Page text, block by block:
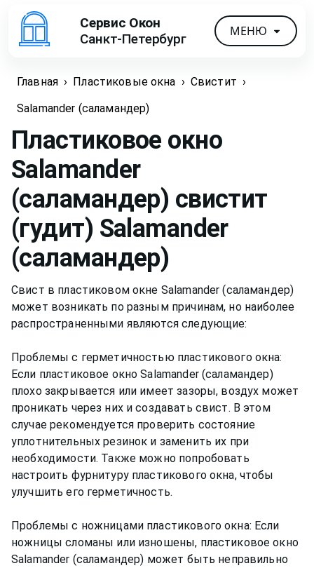
Сервис Окон
Санкт-Петербург
МЕНЮ
Главная › Пластиковые окна › Свистит ›
Salamander (саламандер)
Пластиковое окно
Salamander
(саламандер) свистит
(гудит) Salamander
(саламандер)
Свист в пластиковом окне Salamander (саламандер)
может возникать по разным причинам, но наиболее
распространенными являются следующие:
Проблемы с герметичностью пластикового окна:
Если пластиковое окно Salamander (саламандер)
плохо закрывается или имеет зазоры, воздух может
проникать через них и создавать свист. В этом
случае рекомендуется проверить состояние
уплотнительных резинок и заменить их при
необходимости. Также можно попробовать
настроить фурнитуру пластикового окна, чтобы
улучшить его герметичность.
Проблемы с ножницами пластикового окна: Если
ножницы сломаны или изношены, пластиковое окно
Salamander (саламандер) может быть неправильно